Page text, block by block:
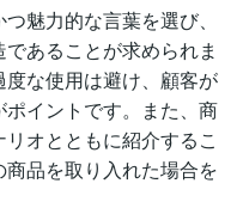
魅力的な言葉を選び、
あることが求められま
な使用は避け、顧客が
イントです。また、商
オとともに紹介するこ
品を取り入れた場合を